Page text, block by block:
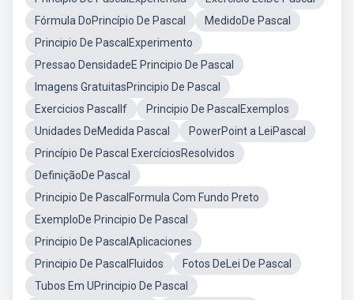
Fórmula DoPrincípio De Pascal
MedidoDe Pascal
Principio De PascalExperimento
Pressao DensidadeE Principio De Pascal
Imagens GratuitasPrincipio De Pascal
Exercicios PascalIf
Principio De PascalExemplos
Unidades DeMedida Pascal
PowerPoint a LeiPascal
Princípio De Pascal ExercíciosResolvidos
DefiniçãoDe Pascal
Principio De PascalFormula Com Fundo Preto
ExemploDe Principio De Pascal
Principio De PascalAplicaciones
Principio De PascalFluidos
Fotos DeLei De Pascal
Tubos Em UPrincipio De Pascal